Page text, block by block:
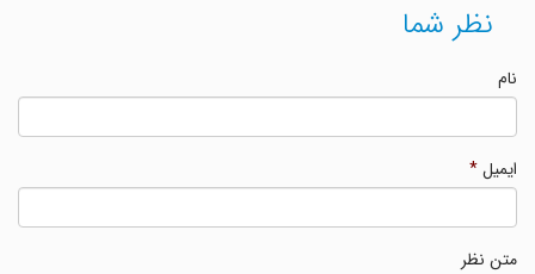
نظر شما
ایمیل*
متن نظر